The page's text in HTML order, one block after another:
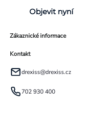
Objevit nyní
Zákaznické informace
Kontakt
drexiss@drexiss.cz
702 930 400